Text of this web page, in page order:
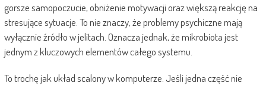
gorsze samopoczucie, obniżenie motywacji oraz większą reakcję na
stresujące sytuacje. To nie znaczy, że problemy psychiczne mają
wyłącznie źródło w jelitach. Oznacza jednak, że mikrobiota jest
jednym z kluczowych elementów całego systemu.
To trochę jak układ scalony w komputerze. Jeśli jedna część nie